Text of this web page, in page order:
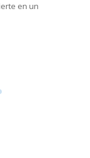
en un